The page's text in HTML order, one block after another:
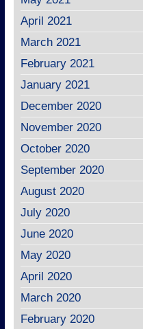
April 2021
March 2021
February 2021
January 2021
December 2020
November 2020
October 2020
September 2020
August 2020
July 2020
June 2020
May 2020
April 2020
March 2020
February 2020